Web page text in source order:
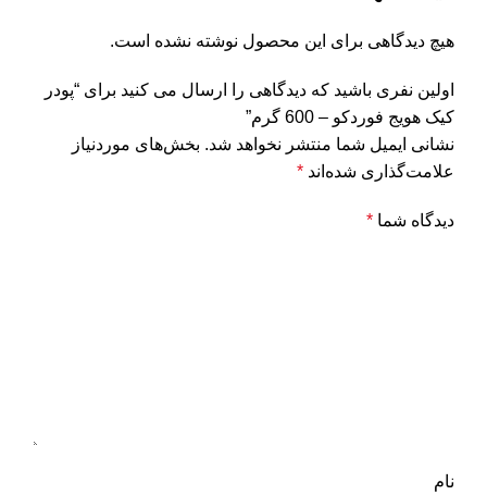
هیچ دیدگاهی برای این محصول نوشته نشده است.
اولین نفری باشید که دیدگاهی را ارسال می کنید برای “پودر
کیک هویج فوردکو – 600 گرم”
نشانی ایمیل شما منتشر نخواهد شد. بخش‌های موردنیاز
علامت‌گذاری شده‌اند *
دیدگاه شما *
نام